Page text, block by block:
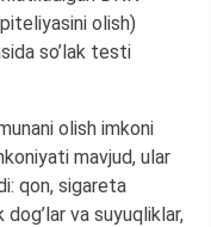
olish)
so’lak testi
olish imkoni
mavjud, ular
qon, sigareta
va suyuqliklar,